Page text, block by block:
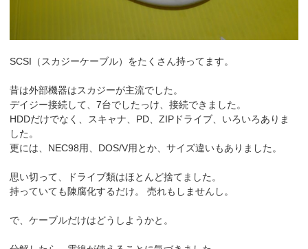
SCSI（スカジーケーブル）をたくさん持ってます。
昔は外部機器はスカジーが主流でした。
デイジー接続して、7台でしたっけ、接続できました。
HDDだけでなく、スキャナ、PD、ZIPドライブ、いろいろありま
した。
更には、NEC98用、DOS/V用とか、サイズ違いもありました。
思い切って、ドライブ類はほとんど捨てました。
持っていても陳腐化するだけ。 売れもしませんし。
で、ケーブルだけはどうしようかと。